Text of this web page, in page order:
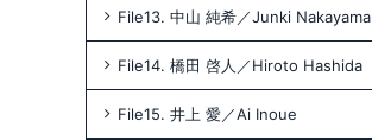
File13. 中山 純希／Junki Nakayama
File14. 橋田 啓人／Hiroto Hashida
File15. 井上 愛／Ai Inoue